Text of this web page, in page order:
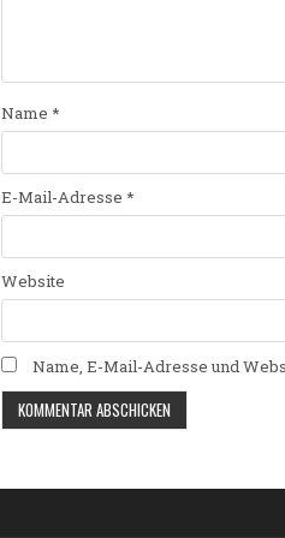
Name *
E-Mail-Adresse *
Website
Name, E-Mail-Adresse und